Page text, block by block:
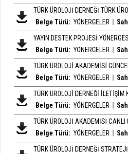
TÜRK ÜROLOJİ DERNEĞİ TÜRK
Belge Türü: YÖNERGELER
YAYIN DESTEK PROJESİ
Belge Türü: YÖNERGELER
TÜRK ÜROLOJİ AKADEMİSİ
Belge Türü: YÖNERGELER
TÜRK ÜROLOJİ DERNEĞİ İLETİŞİM
Belge Türü: YÖNERGELER
TÜRK ÜROLOJİ AKADEMİSİ CANLI
Belge Türü: YÖNERGELER
TÜRK ÜROLOJİ DERNEĞİ